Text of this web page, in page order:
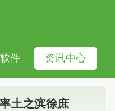
件 资讯中心
土之滨徐庶